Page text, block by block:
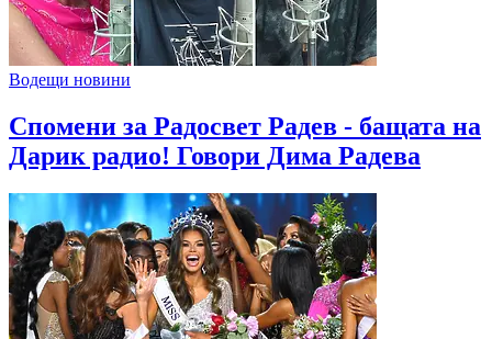
Водещи новини
Спомени за Радосвет Радев - бащата на
Дарик радио! Говори Дима Радева